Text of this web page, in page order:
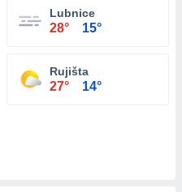
Lubnice
28° 15°
Rujišta
27° 14°